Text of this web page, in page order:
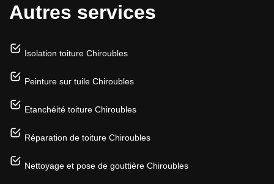
Autres services
Isolation toiture Chiroubles
Peinture sur tuile Chiroubles
Etanchéité toiture Chiroubles
Réparation de toiture Chiroubles
Nettoyage et pose de gouttière Chiroubles